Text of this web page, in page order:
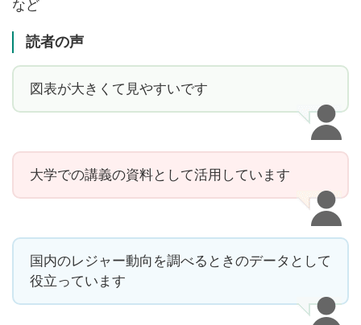
など
読者の声
図表が大きくて見やすいです
大学での講義の資料として活用しています
国内のレジャー動向を調べるときのデータとして
役立っています